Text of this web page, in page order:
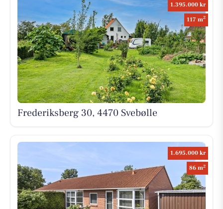
1.395.000 kr
117 m2
Frederiksberg 30, 4470 Svebølle
1.695.000 kr
86 m2